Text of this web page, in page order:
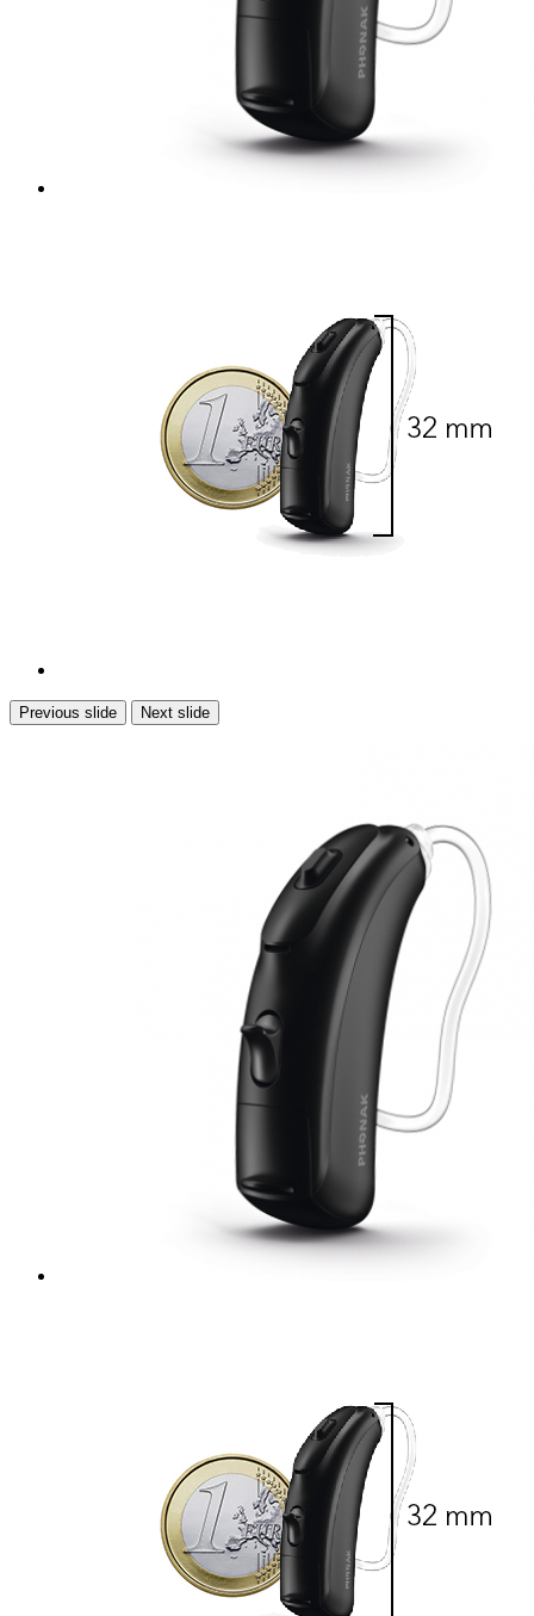
Previous slide Next slide